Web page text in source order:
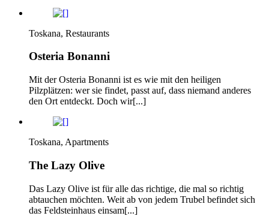
Toskana, Restaurants
Osteria Bonanni
Mit der Osteria Bonanni ist es wie mit den heiligen
Pilzplätzen: wer sie findet, passt auf, dass niemand anderes
den Ort entdeckt. Doch wir[...]
Toskana, Apartments
The Lazy Olive
Das Lazy Olive ist für alle das richtige, die mal so richtig
abtauchen möchten. Weit ab von jedem Trubel befindet sich
das Feldsteinhaus einsam[...]